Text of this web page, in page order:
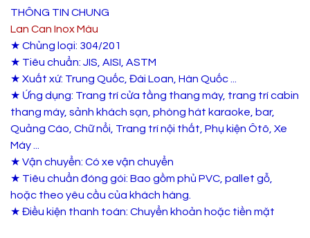
THÔNG TIN CHUNG
Lan Can Inox Màu
★ Chủng loại: 304/201
★ Tiêu chuẩn: JIS, AISI, ASTM
★ Xuất xứ: Trung Quốc, Đài Loan, Hàn Quốc ...
★ Ứng dụng: Trang trí cửa tầng thang máy, trang trí cabin
thang máy, sảnh khách sạn, phòng hát karaoke, bar,
Quảng Cáo, Chữ nổi, Trang trí nội thất, Phụ kiện Ôtô, Xe
Máy ...
★ Vận chuyển: Có xe vận chuyển
★ Tiêu chuẩn đóng gói: Bao gồm phủ PVC, pallet gỗ,
hoặc theo yêu cầu của khách hàng.
★ Điều kiện thanh toán: Chuyển khoản hoặc tiền mặt